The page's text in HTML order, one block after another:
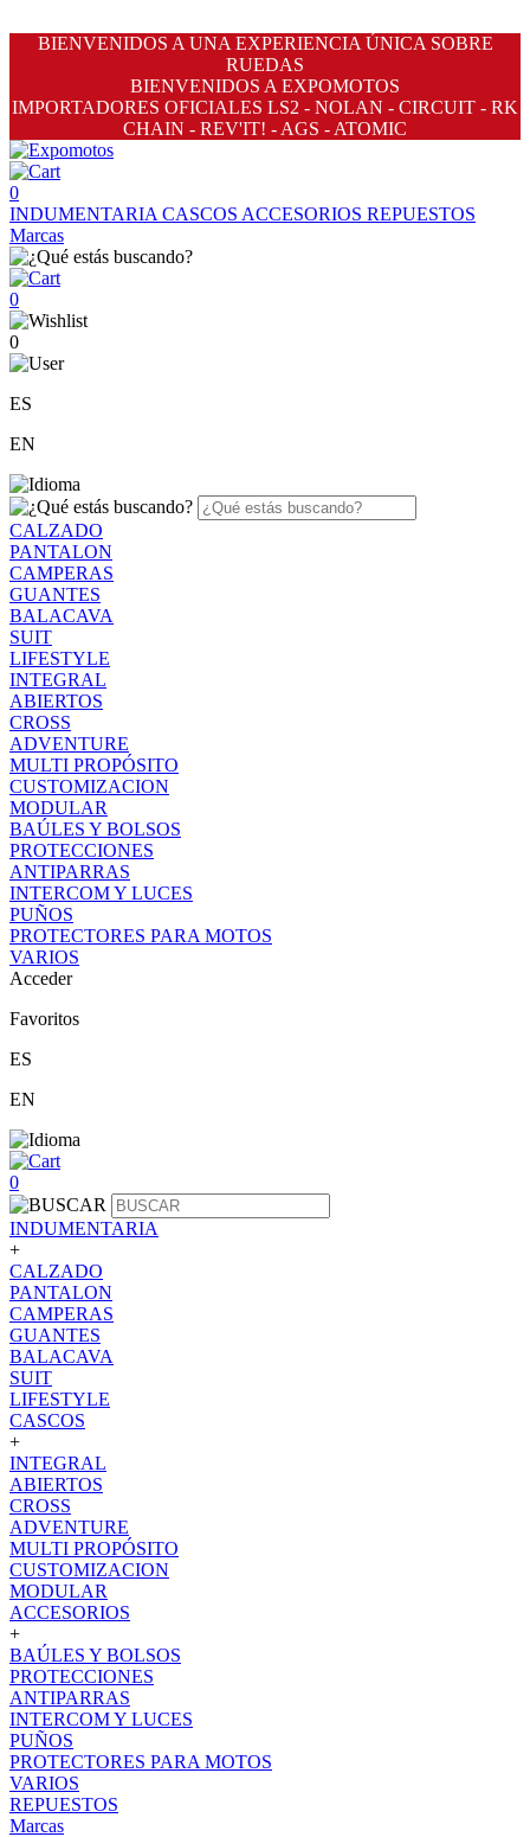
BIENVENIDOS A UNA EXPERIENCIA ÚNICA SOBRE
RUEDAS
BIENVENIDOS A EXPOMOTOS
IMPORTADORES OFICIALES LS2 - NOLAN - CIRCUIT - RK
CHAIN - REV'IT! - AGS - ATOMIC
0
INDUMENTARIA CASCOS ACCESORIOS REPUESTOS
Marcas
0
0
ES
EN
CALZADO
PANTALON
CAMPERAS
GUANTES
BALACAVA
SUIT
LIFESTYLE
INTEGRAL
ABIERTOS
CROSS
ADVENTURE
MULTI PROPÓSITO
CUSTOMIZACION
MODULAR
BAÚLES Y BOLSOS
PROTECCIONES
ANTIPARRAS
INTERCOM Y LUCES
PUÑOS
PROTECTORES PARA MOTOS
VARIOS
Acceder
Favoritos
ES
EN
0
INDUMENTARIA
+
CALZADO
PANTALON
CAMPERAS
GUANTES
BALACAVA
SUIT
LIFESTYLE
CASCOS
+
INTEGRAL
ABIERTOS
CROSS
ADVENTURE
MULTI PROPÓSITO
CUSTOMIZACION
MODULAR
ACCESORIOS
+
BAÚLES Y BOLSOS
PROTECCIONES
ANTIPARRAS
INTERCOM Y LUCES
PUÑOS
PROTECTORES PARA MOTOS
VARIOS
REPUESTOS
Marcas